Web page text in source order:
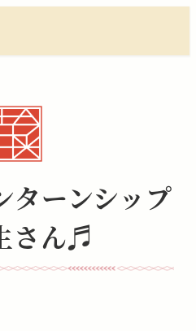
ターンシップ
さん♬